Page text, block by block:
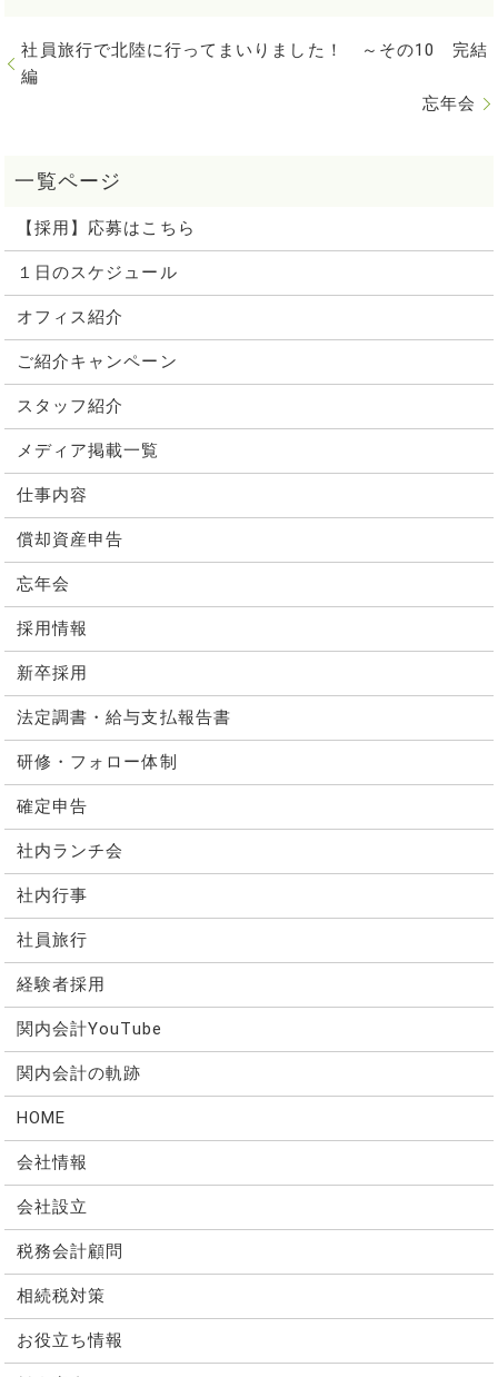
社員旅行で北陸に行ってまいりました！ ～その10 完結
編
忘年会
【採用】応募はこちら
１日のスケジュール
オフィス紹介
ご紹介キャンペーン
スタッフ紹介
メディア掲載一覧
仕事内容
償却資産申告
忘年会
採用情報
新卒採用
法定調書・給与支払報告書
研修・フォロー体制
確定申告
社内ランチ会
社内行事
社員旅行
経験者採用
関内会計YouTube
関内会計の軌跡
HOME
会社情報
会社設立
税務会計顧問
相続税対策
お役立ち情報